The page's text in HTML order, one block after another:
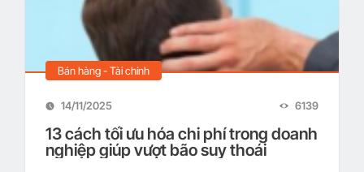
Bán hàng - Tài chính
14/11/2025 6139
13 cách tối ưu hóa chi phí trong doanh
nghiệp giúp vượt bão suy thoái